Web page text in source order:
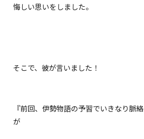
悔しい思いをしました。
そこで、彼が言いました！
『前回、伊勢物語の予習でいきなり脈
が